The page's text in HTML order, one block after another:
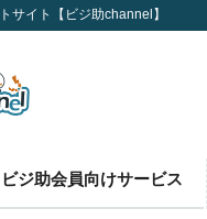
サイト【ビジ助channel】
ビジ助会員向けサービス